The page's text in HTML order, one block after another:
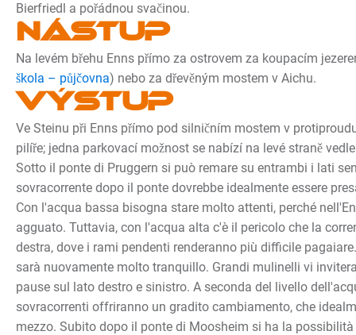
Bierfriedl a pořádnou svačinou.
Nástup
Na levém břehu Enns přímo za ostrovem za koupacím
škola – půjčovna) nebo za dřevěným mostem v Aichu.
Výstup
Ve Steinu při Enns přímo pod silničním mostem v
pilíře; jedna parkovací možnost se nabízí na levé straně
Sotto il ponte di Pruggern si può remare su entrambi i lati
sovracorrente dopo il ponte dovrebbe idealmente essere
Con l'acqua bassa bisogna stare molto attenti, perché
agguato. Tuttavia, con l'acqua alta c'è il pericolo che la
destra, dove i rami pendenti renderanno più difficile
sarà nuovamente molto tranquillo. Grandi mulinelli vi
pause sul lato destro e sinistro. A seconda del livello
sovracorrenti offriranno un gradito cambiamento, che
mezzo. Subito dopo il ponte di Moosheim si ha la